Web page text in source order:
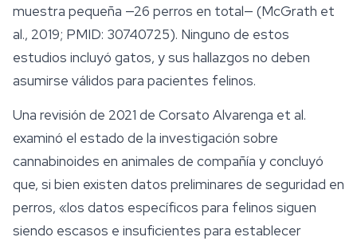
muestra pequeña —26 perros en total— (McGrath et
al., 2019; PMID: 30740725). Ninguno de estos
estudios incluyó gatos, y sus hallazgos no deben
asumirse válidos para pacientes felinos.
Una revisión de 2021 de Corsato Alvarenga et al.
examinó el estado de la investigación sobre
cannabinoides en animales de compañía y concluyó
que, si bien existen datos preliminares de seguridad en
perros, «los datos específicos para felinos siguen
siendo escasos e insuficientes para establecer